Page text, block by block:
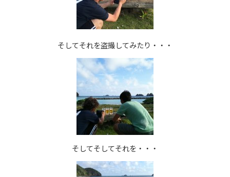
そしてそれを盗撮してみたり・・・
そしてそしてそれを・・・